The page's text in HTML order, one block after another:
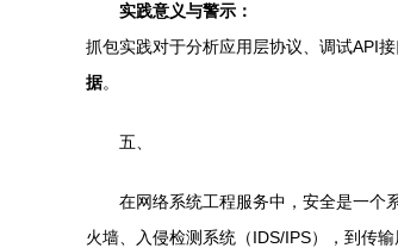
实践意义与警示：
抓包实践对于分析应用层协议、调试API
据。
五、
在网络系统工程服务中，安全是一个
火墙、入侵检测系统（IDS/IPS），到传